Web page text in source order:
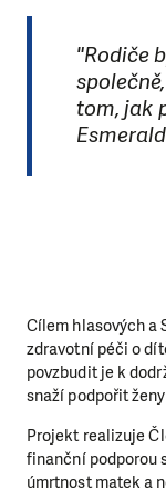
"Rodiče
tom, jak
Cílem hlasových a
zdravotní péči o
povzbudit je k
snaží podpořit
Projekt realizuje
finanční podporou
úmrtnost matek a